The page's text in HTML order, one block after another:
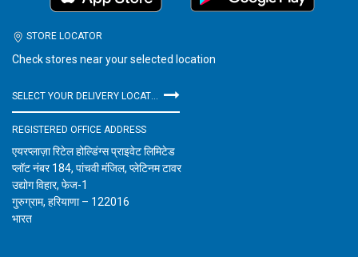
STORE LOCATOR
Check stores near your selected location
REGISTERED OFFICE ADDRESS
एयरप्लाज़ा रिटेल होल्डिंग्स प्राइवेट लिमिटेड
प्लॉट नंबर 184, पांचवी मंजिल, प्लेटिनम टावर
उद्योग विहार, फेज-1
गुरुग्राम, हरियाणा – 122016
भारत